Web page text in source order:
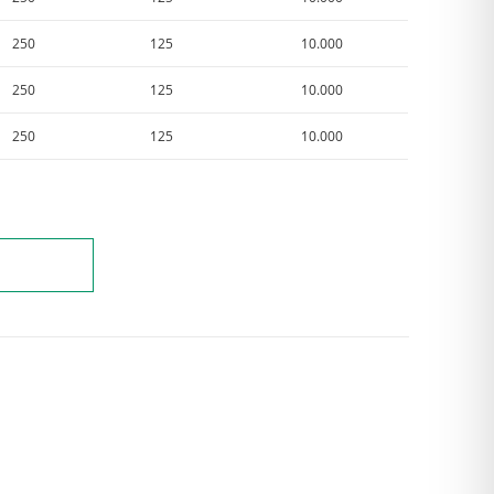
250 125 10.000
250 125 10.000
250 125 10.000